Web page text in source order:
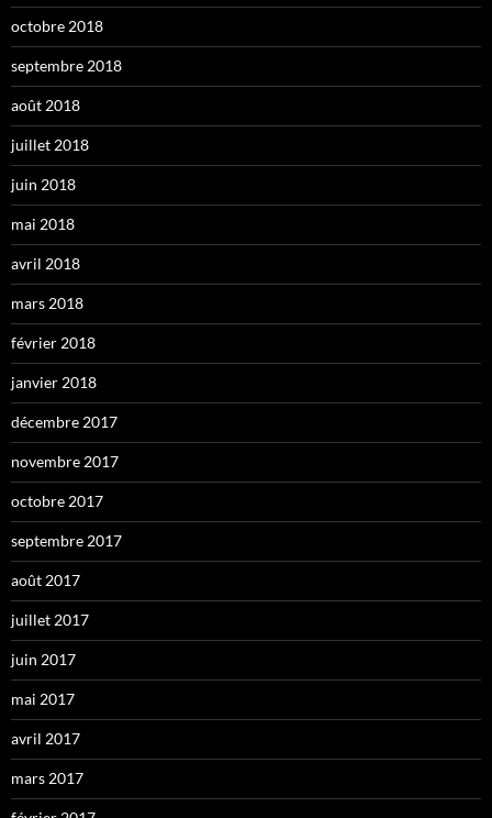
octobre 2018
septembre 2018
août 2018
juillet 2018
juin 2018
mai 2018
avril 2018
mars 2018
février 2018
janvier 2018
décembre 2017
novembre 2017
octobre 2017
septembre 2017
août 2017
juillet 2017
juin 2017
mai 2017
avril 2017
mars 2017